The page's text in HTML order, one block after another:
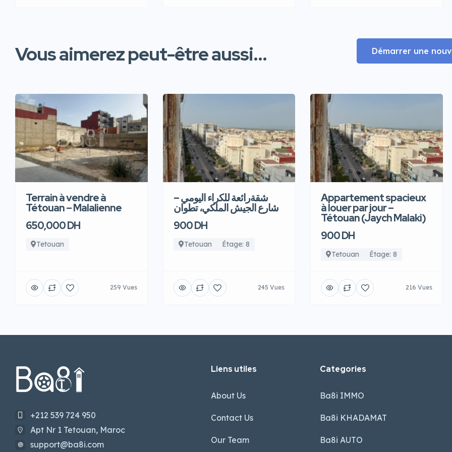
Vous aimerez peut-être aussi... Démarrer une
Terrain à vendre à
Tétouan – Malalienne
650,000 DH
Tetouan
259 Vues
شقةرائعة للكراء اليومي –
شارع الجيش الملكي، تطوان
900 DH
Tetouan Étage: 8
245 Vues
Appartement spacieux
à louer par jour –
Tétouan (Jaych Malaki)
900 DH
Tetouan Étage: 8
216 Vues
+212 539 724 950
Apt Nr 1 Tetouan, Maroc
support@ba8i.com
Liens utiles
About Us
Contact Us
Our Team
Categories
Ba8i IMMO
Ba8i KHADAMAT
Ba8i AUTO